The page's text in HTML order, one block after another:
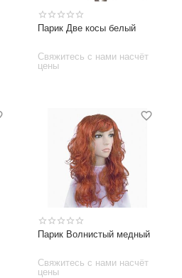
Парик Две косы белый
Свяжитесь с нами насчёт
цены
Парик Волнистый медный
Свяжитесь с нами насчёт
цены